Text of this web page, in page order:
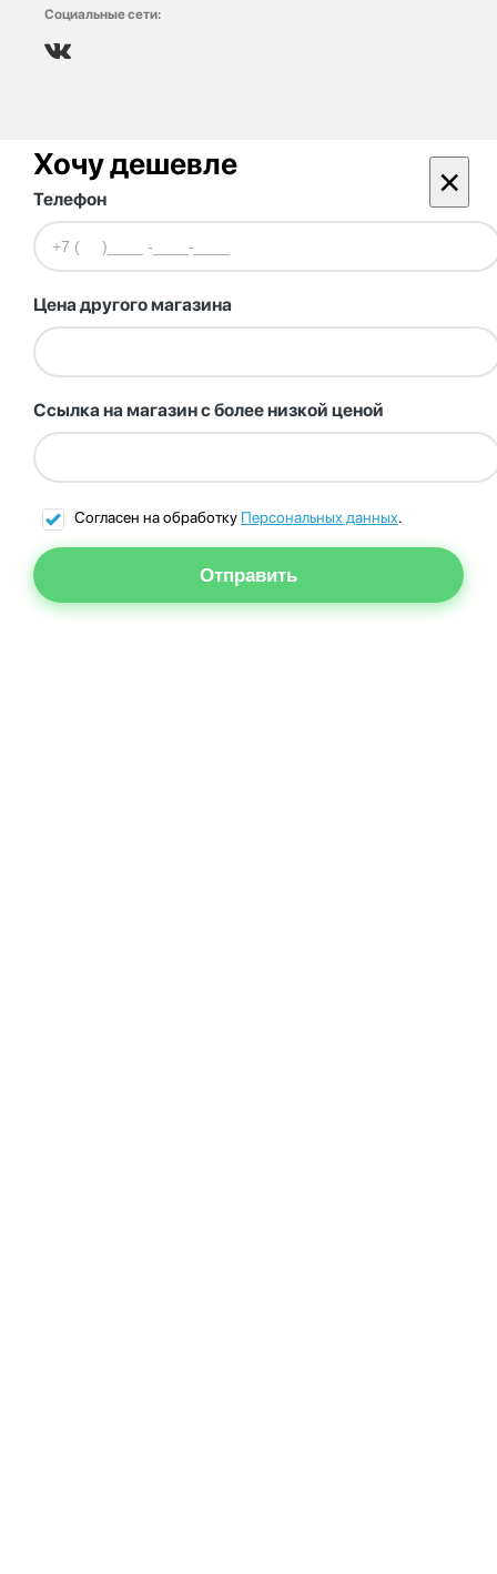
Социальные сети:
Хочу дешевле ×
Телефон
Цена другого магазина
Ссылка на магазин с более низкой ценой
Согласен на обработку Персональных данных.
Отправить